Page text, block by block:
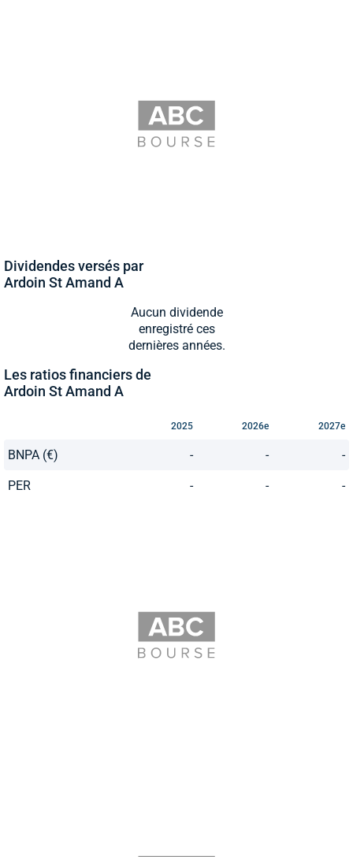
Dividendes versés par
Ardoin St Amand A
Aucun dividende
enregistré ces
dernières années.
Les ratios financiers de
Ardoin St Amand A
2025 2026e 2027e
BNPA (€) - - -
PER - - -